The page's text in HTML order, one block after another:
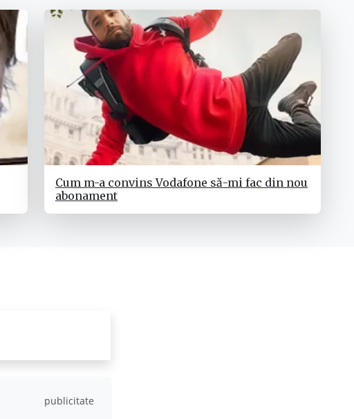
Cum m-a convins Vodafone să-mi fac din nou
abonament
publicitate